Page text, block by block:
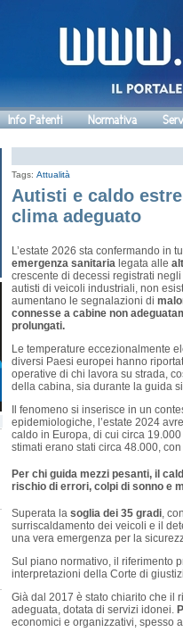
Info Patenti Normativa
Tags: Attualità
Autisti e caldo
clima adeguato
L’estate 2026 sta confermando in
emergenza sanitaria legata alle
crescente di decessi registrati
autisti di veicoli industriali, non
aumentano le segnalazioni di
connesse a cabine non
prolungati.
Le temperature eccezionalmente
diversi Paesi europei hanno
operative di chi lavora su strada,
della cabina, sia durante la guida
Il fenomeno si inserisce in un
epidemiologiche, l’estate 2024
caldo in Europa, di cui circa
stimati erano stati circa 48.000,
Per chi guida mezzi pesanti, il
rischio di errori, colpi di sonno e
Superata la soglia dei 35 gradi,
surriscaldamento dei veicoli e il
una vera emergenza per la
Sul piano normativo, il riferimento
interpretazioni della Corte di
Già dal 2017 è stato chiarito che il
adeguata, dotata di servizi idonei.
economici e organizzativi, spesso